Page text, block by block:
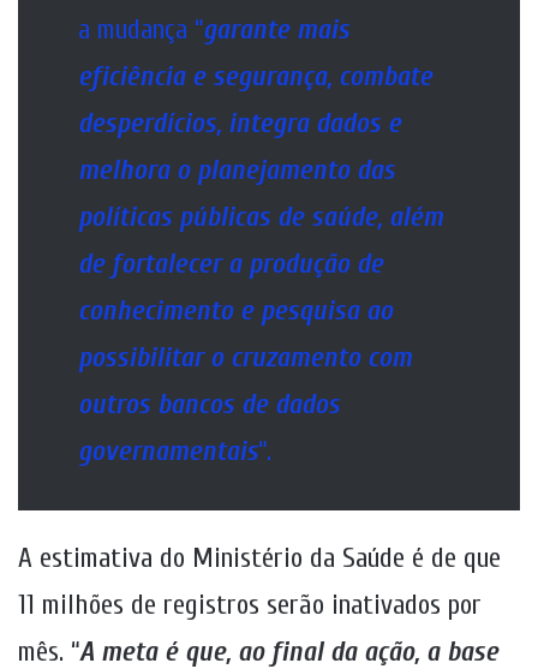
a mudança “garante mais
eficiência e segurança, combate
desperdícios, integra dados e
melhora o planejamento das
políticas públicas de saúde, além
de fortalecer a produção de
conhecimento e pesquisa ao
possibilitar o cruzamento com
outros bancos de dados
governamentais“.
A estimativa do Ministério da Saúde é de que
11 milhões de registros serão inativados por
mês. “A meta é que, ao final da ação, a base